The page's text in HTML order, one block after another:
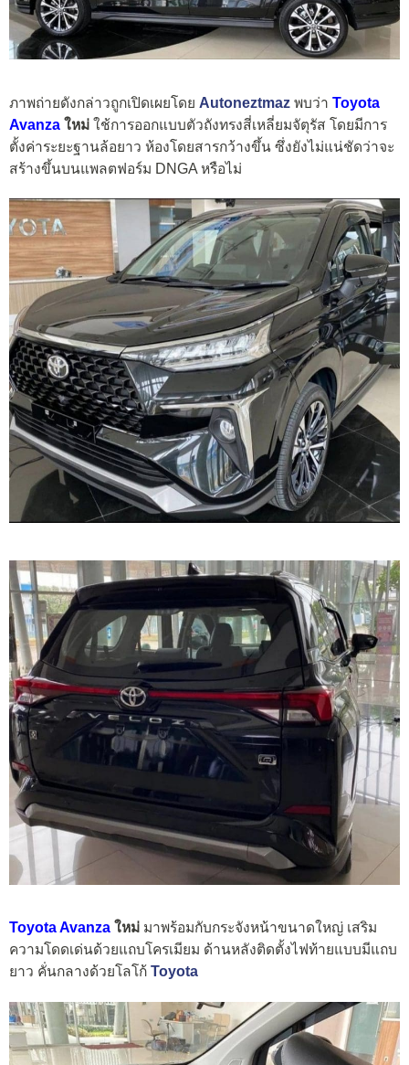
ภาพถ่ายดังกล่าวถูกเปิดเผยโดย Autoneztmaz พบว่า Toyota
Avanza ใหม่ ใช้การออกแบบตัวถังทรงสี่เหลี่ยมจัตุรัส โดยมีการ
ตั้งค่าระยะฐานล้อยาว ห้องโดยสารกว้างขึ้น ซึ่งยังไม่แน่ชัดว่าจะ
สร้างขึ้นบนแพลตฟอร์ม DNGA หรือไม่
Toyota Avanza ใหม่ มาพร้อมกับกระจังหน้าขนาดใหญ่ เสริม
ความโดดเด่นด้วยแถบโครเมียม ด้านหลังติดตั้งไฟท้ายแบบมีแถบ
ยาว คั่นกลางด้วยโลโก้ Toyota